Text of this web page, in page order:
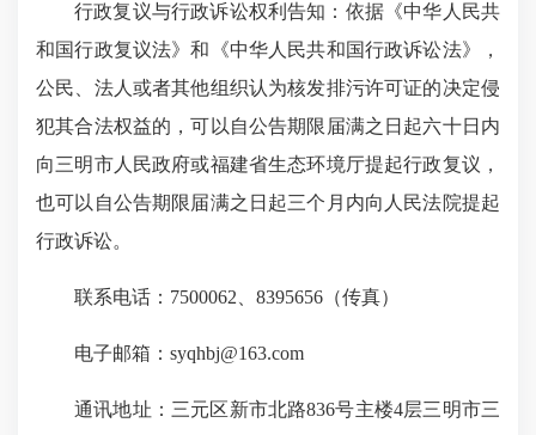
行政复议与行政诉讼权利告知：依据《中华人民共
和国行政复议法》和《中华人民共和国行政诉讼法》，
公民、法人或者其他组织认为核发排污许可证的决定侵
犯其合法权益的，可以自公告期限届满之日起六十日内
向三明市人民政府或福建省生态环境厅提起行政复议，
也可以自公告期限届满之日起三个月内向人民法院提起
行政诉讼。
联系电话：7500062、8395656（传真）
电子邮箱：syqhbj@163.com
通讯地址：三元区新市北路836号主楼4层三明市三